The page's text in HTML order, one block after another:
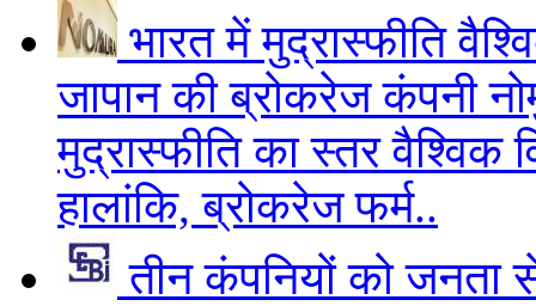
भारत में मुद्रास्फीति
जापान की ब्रोकरेज कंपनी
मुद्रास्फीति का स्तर
हालांकि, ब्रोकरेज फर्म..
तीन कंपनियों को जनता